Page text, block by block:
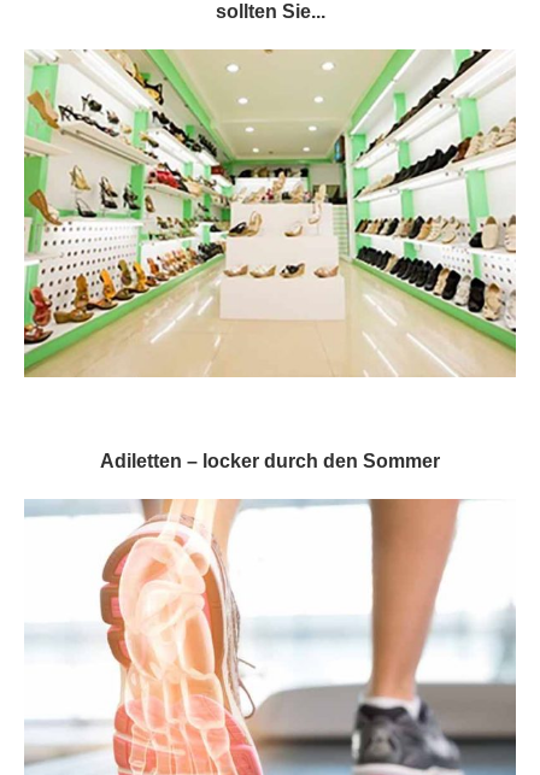
sollten Sie...
Adiletten – locker durch den Sommer